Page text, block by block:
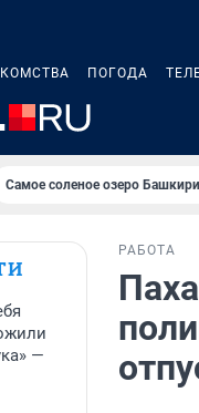
ПОГОДА
Самое соленое озеро
—
РАБОТА